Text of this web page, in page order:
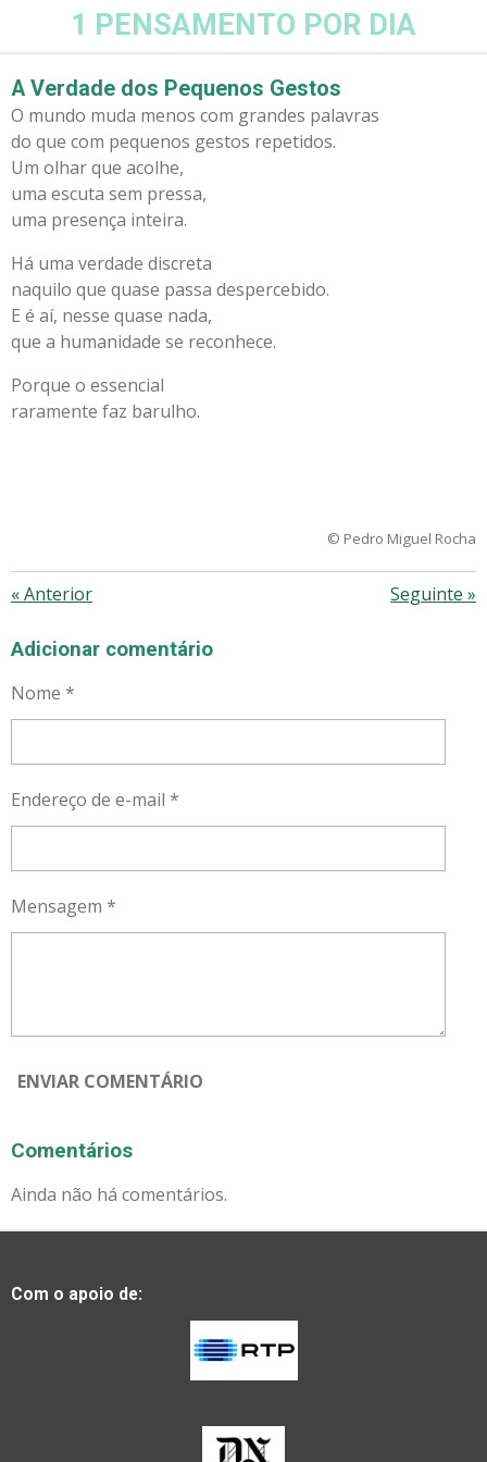
conteúdo
principal
1 PENSAMENTO POR DIA
A Verdade dos Pequenos Gestos
O mundo muda menos com grandes palavras
do que com pequenos gestos repetidos.
Um olhar que acolhe,
uma escuta sem pressa,
uma presença inteira.
Há uma verdade discreta
naquilo que quase passa despercebido.
E é aí, nesse quase nada,
que a humanidade se reconhece.
Porque o essencial
raramente faz barulho.
© Pedro Miguel Rocha
«Anterior Seguinte »
Adicionar comentário
Nome *
Endereço de e-mail *
Mensagem *
ENVIAR COMENTÁRIO
Comentários
Ainda não há comentários.
Com o apoio de: